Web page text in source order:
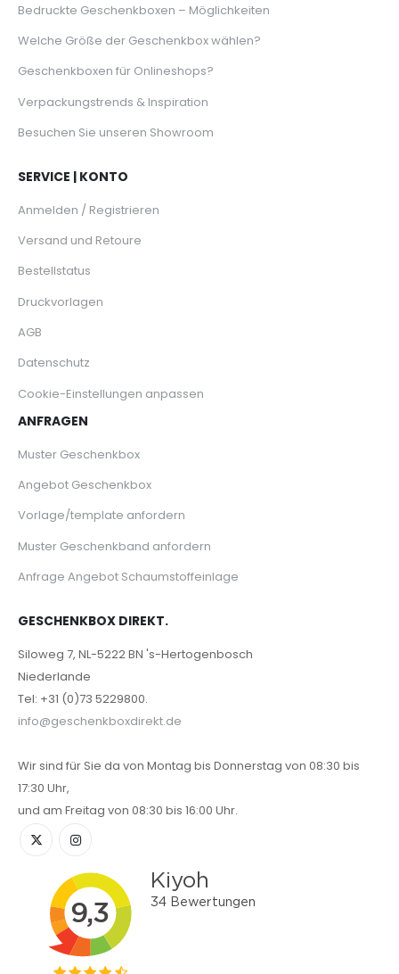
Bedruckte Geschenkboxen – Möglichkeiten
Welche Größe der Geschenkbox wählen?
Geschenkboxen für Onlineshops?
Verpackungstrends & Inspiration
Besuchen Sie unseren Showroom
SERVICE | KONTO
Anmelden / Registrieren
Versand und Retoure
Bestellstatus
Druckvorlagen
AGB
Datenschutz
Cookie-Einstellungen anpassen
ANFRAGEN
Muster Geschenkbox
Angebot Geschenkbox
Vorlage/template anfordern
Muster Geschenkband anfordern
Anfrage Angebot Schaumstoffeinlage
GESCHENKBOX DIREKT.
Siloweg 7, NL-5222 BN 's-Hertogenbosch
Niederlande
Tel: +31 (0)73 5229800.
info@geschenkboxdirekt.de
Wir sind für Sie da von Montag bis Donnerstag von 08:30 bis
17:30 Uhr,
und am Freitag von 08:30 bis 16:00 Uhr.